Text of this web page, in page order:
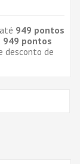
949 pontos
949 pontos
desconto de